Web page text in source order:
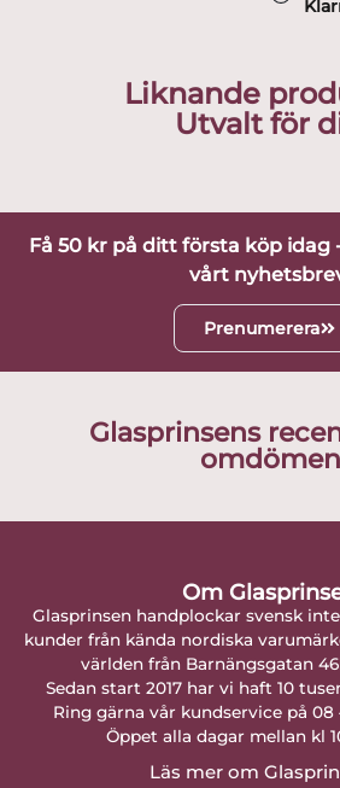
Liknande
Utvalt för
Få 50 kr på ditt första köp idag
vårt
Prenumerera
Glasprinsens
omdömen
Om
Glasprinsen handplockar svensk
kunder från kända nordiska
världen från Barnängsgatan
Sedan start 2017 har vi haft 10
Ring gärna vår kundservice på 08
Öppet alla dagar mellan kl
Läs mer om